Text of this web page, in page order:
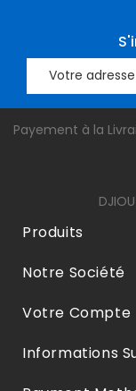
Payement à la
Produits
Notre Société
Votre Compte
Informations